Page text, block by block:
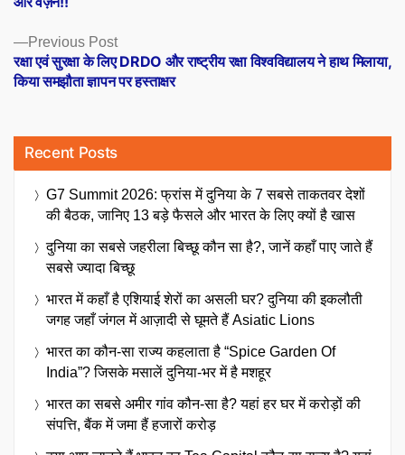
Previous PostPrevious
post:
रक्षा एवं सुरक्षा के लिए DRDO और राष्ट्रीय रक्षा विश्वविद्यालय ने हाथ मिलाया,
किया समझौता ज्ञापन पर हस्ताक्षर
Recent Posts
G7 Summit 2026: फ्रांस में दुनिया के 7 सबसे ताकतवर देशों
की बैठक, जानिए 13 बड़े फैसले और भारत के लिए क्यों है खास
दुनिया का सबसे जहरीला बिच्छू कौन सा है?, जानें कहाँ पाए जाते हैं
सबसे ज्यादा बिच्छू
भारत में कहाँ है एशियाई शेरों का असली घर? दुनिया की इकलौती
जगह जहाँ जंगल में आज़ादी से घूमते हैं Asiatic Lions
भारत का कौन-सा राज्य कहलाता है “Spice Garden Of
India”? जिसके मसालें दुनिया-भर में है मशहूर
भारत का सबसे अमीर गांव कौन-सा है? यहां हर घर में करोड़ों की
संपत्ति, बैंक में जमा हैं हजारों करोड़